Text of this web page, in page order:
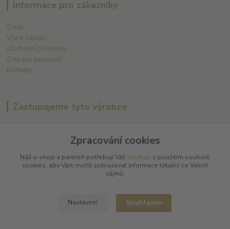
Informace pro zákazníky
O nás
Vše o nákupu
Obchodní podmínky
Ochrana soukromí
Kontakty
Zastupujeme tyto výrobce
Chablis Daniel-Etienne Defaix
Zobrazit další výrobce →
Zpracování cookies
Náš e-shop a partneři potřebují Váš souhlas s použitím souborů
cookies, aby Vám mohli zobrazovat informace týkající se Vašich
zájmů.
Nastavení Souhlasím